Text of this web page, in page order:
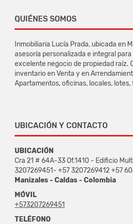
QUIÉNES SOMOS
Inmobiliaria Lucía Prada, ubicada en
asesoría personalizada e integral
excelente negocio de propiedad raíz.
inventario en Venta y en
Apartamentos, oficinas, locales, lotes,
UBICACIÓN Y CONTACTO
UBICACIÓN
Cra 21 # 64A-33 Of.1410 - Edificio
3207269451- +57 3207269412 +57
Manizales - Caldas - Colombia
MÓVIL
+573207269451
TELÉFONO